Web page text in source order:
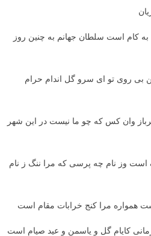
کام است سلطان جهانم به چنین روز
بی روی تو ای سرو گل اندام حرام
وان کس که چو ما نیست در این شهر
است وز نام چه پرسی که مرا ننگ ز نام
همواره مرا کنج خرابات مقام است
کایام گل و یاسمن و عید صیام است